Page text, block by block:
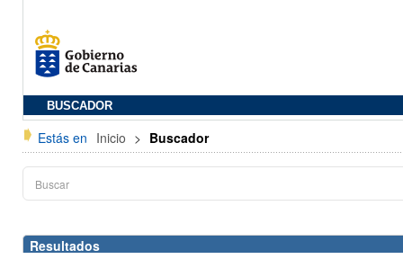
BUSCADOR
Estás en Inicio > Buscador
Resultados